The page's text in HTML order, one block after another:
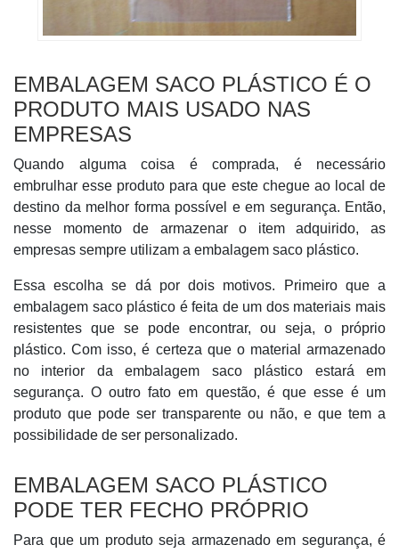
EMBALAGEM SACO PLÁSTICO É O
PRODUTO MAIS USADO NAS
EMPRESAS
Quando alguma coisa é comprada, é necessário
embrulhar esse produto para que este chegue ao local de
destino da melhor forma possível e em segurança. Então,
nesse momento de armazenar o item adquirido, as
empresas sempre utilizam a embalagem saco plástico.
Essa escolha se dá por dois motivos. Primeiro que a
embalagem saco plástico é feita de um dos materiais mais
resistentes que se pode encontrar, ou seja, o próprio
plástico. Com isso, é certeza que o material armazenado
no interior da embalagem saco plástico estará em
segurança. O outro fato em questão, é que esse é um
produto que pode ser transparente ou não, e que tem a
possibilidade de ser personalizado.
EMBALAGEM SACO PLÁSTICO
PODE TER FECHO PRÓPRIO
Para que um produto seja armazenado em segurança, é